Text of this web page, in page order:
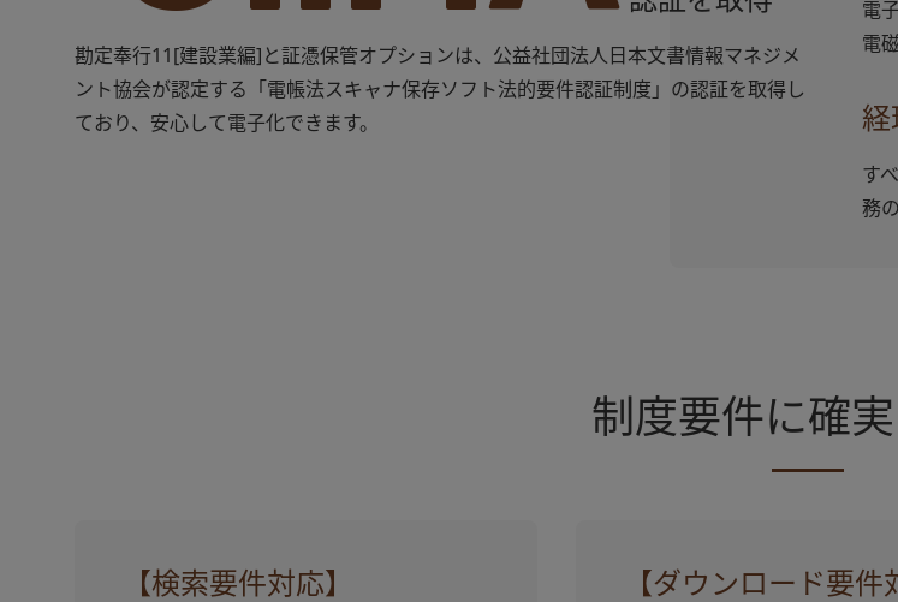
勘定奉行11[建設業編]と証憑保管オプションは、公益社団法人日本文書情報マネジメ
ント協会が認定する「電帳法スキャナ保存ソフト法的要件認証制度」の認証を取得し
ており、安心して電子化できます。
電
電
経
す
務
制度要件に確
【検索要件対応】
【ダウンロード要件